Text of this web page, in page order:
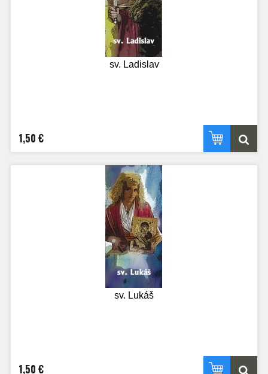
sv. Ladislav
1,50 €
sv. Lukáš
1,50 €